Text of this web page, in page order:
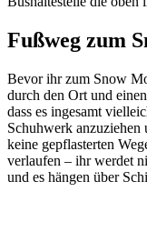
Fußweg zum
Bevor ihr zum Snow
durch den Ort und
dass es ingesamt
Schuhwerk anzuziehen
keine gepflasterten
verlaufen – ihr werdet
und es hängen über